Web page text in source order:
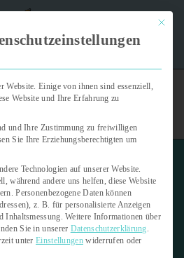
| Das Hobby auf die Ohren |
Mit
Website. Einige von ihnen sind essenziell,
Website und Ihre Erfahrung zu
und Ihre Zustimmung zu freiwilligen
Sie Ihre Erziehungsberechtigten um
Technologien auf unserer Website.
während andere uns helfen, diese Website
Personenbezogene Daten können
z. B. für personalisierte Anzeigen
Inhaltsmessung. Weitere Informationen über
Sie in unserer Datenschutzerklärung.
unterEinstellungenwiderrufen oder